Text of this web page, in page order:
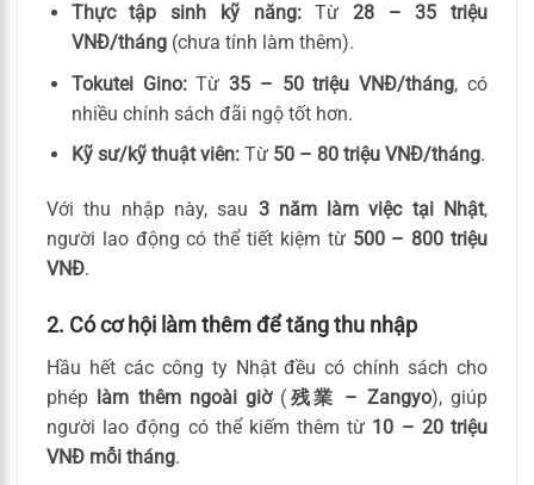
Thực tập sinh kỹ năng:Từ 28 – 35 triệu
VNĐ/tháng(chưa tính làm thêm).
Tokutei Gino:Từ35 – 50 triệu VNĐ/tháng, có
nhiều chính sách đãi ngộ tốt hơn.
Kỹ sư/kỹ thuật viên:Từ 50 – 80 triệu VNĐ/tháng.
Với thu nhập này, sau 3 năm làm việc tại Nhật,
người lao động có thể tiết kiệm từ 500 – 800 triệu
VNĐ.
2. Có cơ hội làm thêm để tăng thu nhập
Hầu hết các công ty Nhật đều có chính sách cho
phép làm thêm ngoài giờ( 残業 – Zangyo), giúp
người lao động có thể kiếm thêm từ 10 – 20 triệu
VNĐ mỗi tháng.